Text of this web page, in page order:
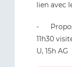
lien avec
-
11h30
U, 15h AG